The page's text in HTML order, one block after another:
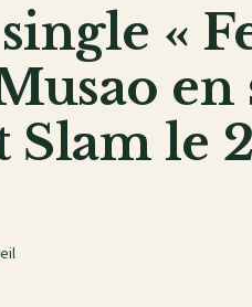
«
en
le